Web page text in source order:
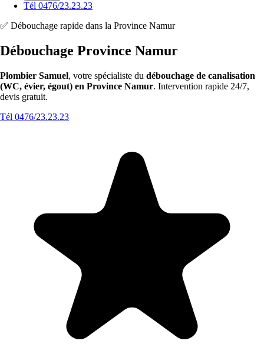
Tél 0476/23.23.23
✅ Débouchage rapide dans la Province Namur
Débouchage Province Namur
Plombier Samuel, votre spécialiste du débouchage de canalisation
(WC, évier, égout) en Province Namur. Intervention rapide 24/7,
devis gratuit.
Tél 0476/23.23.23